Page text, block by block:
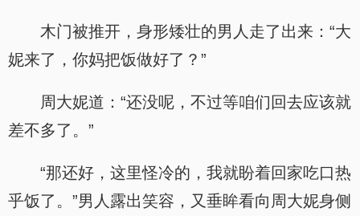
木门被推开，身形矮壮的男人走了出来：“大
妮来了，你妈把饭做好了？”
周大妮道：“还没呢，不过等咱们回去应该就
差不多了。”
“那还好，这里怪冷的，我就盼着回家吃口热
乎饭了。”男人露出笑容，又垂眸看向周大妮身侧